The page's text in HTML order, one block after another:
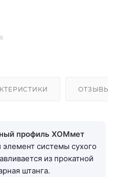
ОТЗЫВЫ
профиль ХОМмет
системы сухого
из прокатной
штанга.